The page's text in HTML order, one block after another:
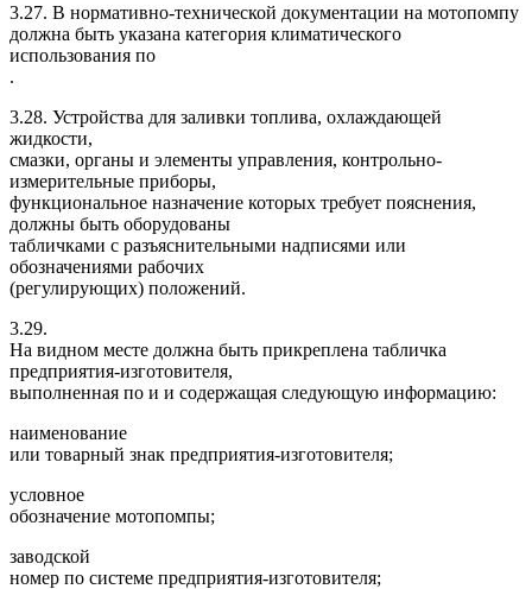
3.27. В нормативно-технической документации на мотопомпу
должна быть указана категория климатического
использования по
.
3.28. Устройства для заливки топлива, охлаждающей
жидкости,
смазки, органы и элементы управления, контрольно-
измерительные приборы,
функциональное назначение которых требует пояснения,
должны быть оборудованы
табличками с разъяснительными надписями или
обозначениями рабочих
(регулирующих) положений.
3.29.
На видном месте должна быть прикреплена табличка
предприятия-изготовителя,
выполненная по и и содержащая следующую информацию:
наименование
или товарный знак предприятия-изготовителя;
условное
обозначение мотопомпы;
заводской
номер по системе предприятия-изготовителя;